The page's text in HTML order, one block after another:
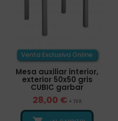
Venta Exclusiva Online
Mesa auxiliar interior,
exterior 50x50 gris
CUBIC garbar
28,00 € + IVA